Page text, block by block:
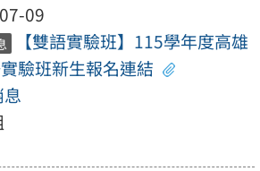
09
【雙語實驗班】115學年度高雄
驗班新生報名連結